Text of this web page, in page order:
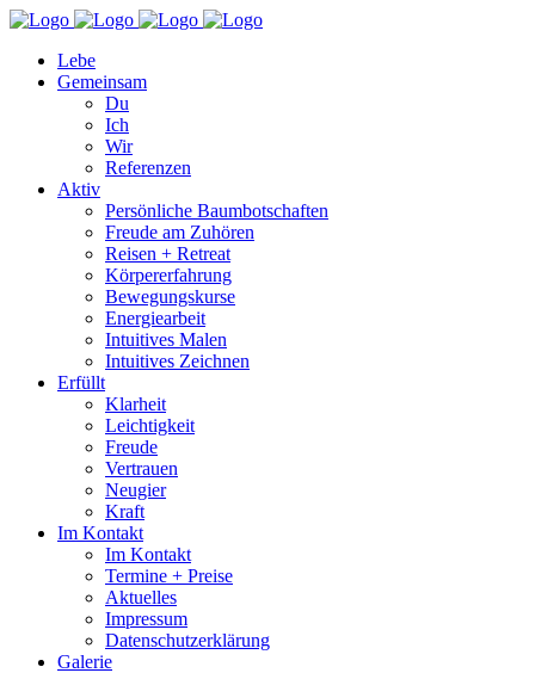
Lebe
Gemeinsam
Du
Ich
Wir
Referenzen
Aktiv
Persönliche Baumbotschaften
Freude am Zuhören
Reisen + Retreat
Körpererfahrung
Bewegungskurse
Energiearbeit
Intuitives Malen
Intuitives Zeichnen
Erfüllt
Klarheit
Leichtigkeit
Freude
Vertrauen
Neugier
Kraft
Im Kontakt
Im Kontakt
Termine + Preise
Aktuelles
Impressum
Datenschutzerklärung
Galerie